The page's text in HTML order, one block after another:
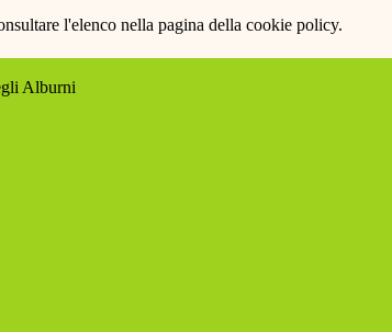
l'elenco nella pagina della cookie policy.
Alburni